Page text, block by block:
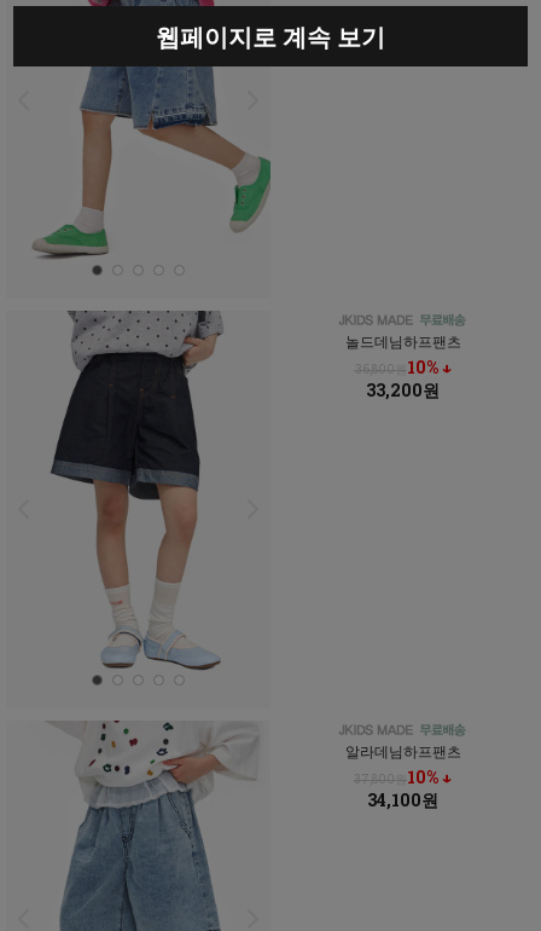
놀드데님하프팬츠
36,800원 10% ↓
33,200원
알라데님하프팬츠
37,800원10% ↓
34,100원
웹페이지로 계속 보기